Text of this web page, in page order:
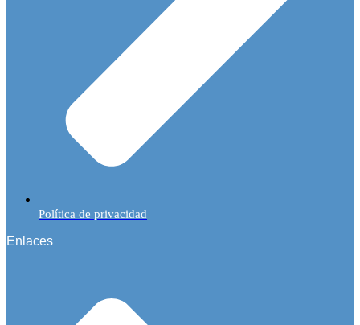
Política de privacidad
Enlaces